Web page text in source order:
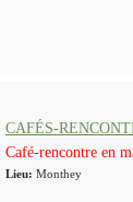
CAFÉS-
Café-rencontre en
Lieu: Monthey